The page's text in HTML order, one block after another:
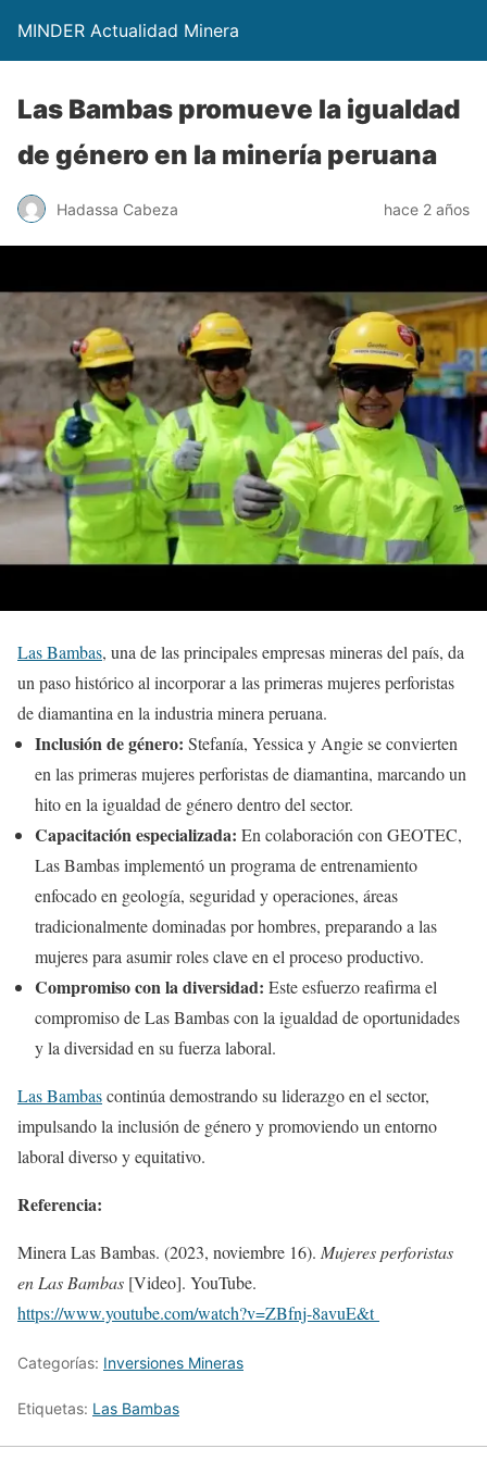
MINDER Actualidad Minera
Las Bambas promueve la igualdad
de género en la minería peruana
Hadassa Cabeza hace 2 años
Las Bambas, una de las principales empresas mineras del país, da
un paso histórico al incorporar a las primeras mujeres perforistas
de diamantina en la industria minera peruana.
Inclusión de género: Stefanía, Yessica y Angie se convierten
en las primeras mujeres perforistas de diamantina, marcando un
hito en la igualdad de género dentro del sector.
Capacitación especializada: En colaboración con GEOTEC,
Las Bambas implementó un programa de entrenamiento
enfocado en geología, seguridad y operaciones, áreas
tradicionalmente dominadas por hombres, preparando a las
mujeres para asumir roles clave en el proceso productivo.
Compromiso con la diversidad: Este esfuerzo reafirma el
compromiso de Las Bambas con la igualdad de oportunidades
y la diversidad en su fuerza laboral.
Las Bambascontinúa demostrando su liderazgo en el sector,
impulsando la inclusión de género y promoviendo un entorno
laboral diverso y equitativo.
Referencia:
Minera Las Bambas. (2023, noviembre 16). Mujeres perforistas
en Las Bambas [Video]. YouTube.
https://www.youtube.com/watch?v=ZBfnj-8avuE&t
Categorías: Inversiones Mineras
Etiquetas: Las Bambas